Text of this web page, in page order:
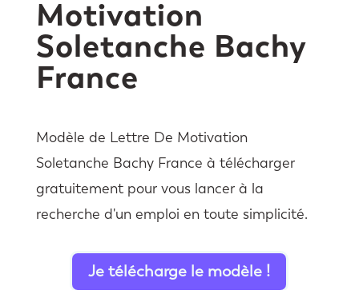
Motivation
Soletanche Bachy
France
Modèle de Lettre De Motivation
Soletanche Bachy France à télécharger
gratuitement pour vous lancer à la
recherche d'un emploi en toute simplicité.
Je télécharge le modèle !